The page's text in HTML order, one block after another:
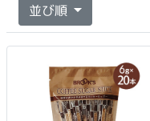
並び順